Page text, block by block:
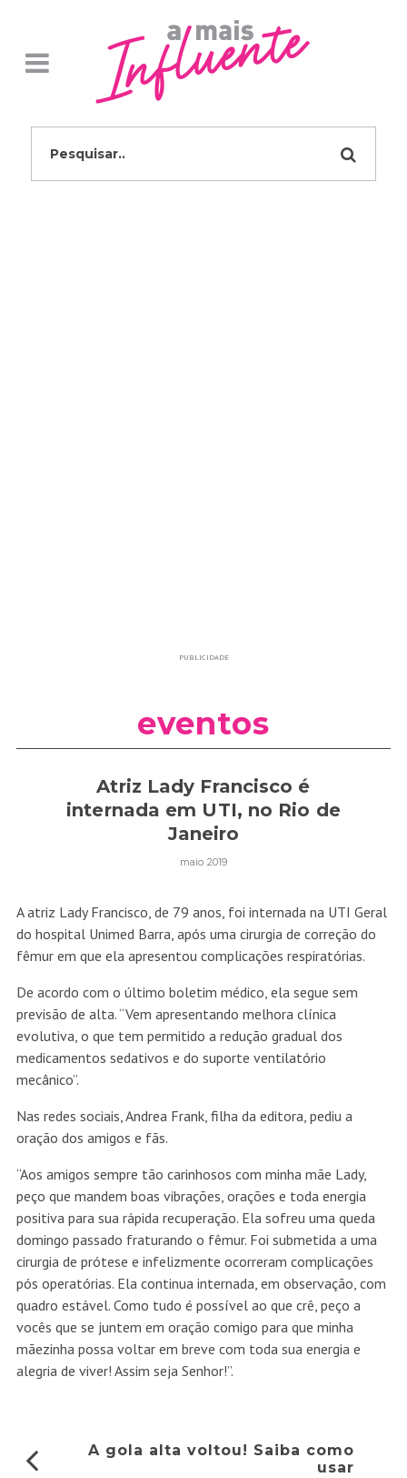
PUBLICIDADE
eventos
Atriz Lady Francisco é
internada em UTI, no Rio de
Janeiro
maio 2019
A atriz Lady Francisco, de 79 anos, foi internada na UTI Geral
do hospital Unimed Barra, após uma cirurgia de correção do
fêmur em que ela apresentou complicações respiratórias.
De acordo com o último boletim médico, ela segue sem
previsão de alta. “Vem apresentando melhora clínica
evolutiva, o que tem permitido a redução gradual dos
medicamentos sedativos e do suporte ventilatório
mecânico”.
Nas redes sociais, Andrea Frank, filha da editora, pediu a
oração dos amigos e fãs.
“Aos amigos sempre tão carinhosos com minha mãe Lady,
peço que mandem boas vibrações, orações e toda energia
positiva para sua rápida recuperação. Ela sofreu uma queda
domingo passado fraturando o fêmur. Foi submetida a uma
cirurgia de prótese e infelizmente ocorreram complicações
pós operatórias. Ela continua internada, em observação, com
quadro estável. Como tudo é possível ao que crê, peço a
vocês que se juntem em oração comigo para que minha
mãezinha possa voltar em breve com toda sua energia e
alegria de viver! Assim seja Senhor!”.
A gola alta voltou! Saiba como
usar